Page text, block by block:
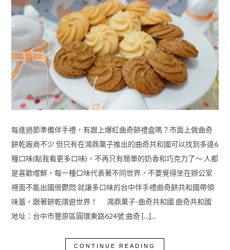
每逢過節準備伴手禮，有跟上爆紅曲奇餅禮盒嗎？市面上做曲奇
餅乾廠商不少 但只有在鴻鼎菓子推出的曲奇共和國可以找到多達6
種口味(點我看更多口味)，不再只有簡單的奶香和巧克力了～ 人都
是喜歡嚐鮮，每一種口味代表著不同世界，不要覺得坐在辦公室
裡面不能出國很鬱悶 就讓多口味的台中伴手禮曲奇餅共和國帶領
味蕾，跟著餅乾環遊世界！ 鴻鼎菓子-曲奇共和國 曲奇共和國
地址：台中市豐原區圓環東路624號 曲奇 […]…
CONTINUE READING